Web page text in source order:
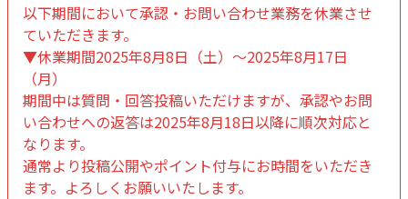
以下期間において承認・お問い合わせ業務を休業させ
ていただきます。
▼休業期間2025年8月8日（土）～2025年8月17日
（月）
期間中は質問・回答投稿いただけますが、承認やお問
い合わせへの返答は2025年8月18日以降に順次対応と
なります。
通常より投稿公開やポイント付与にお時間をいただき
ます。よろしくお願いいたします。